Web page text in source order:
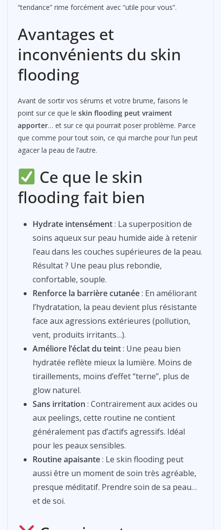
“tendance” rime forcément avec “utile pour vous”.
Avantages et
inconvénients du skin
flooding
Avant de sortir vos sérums et votre brume, faisons le
point sur ce que le skin flooding peut vraiment
apporter… et sur ce qui pourrait poser problème. Parce
que comme pour tout soin, ce qui marche pour l’un peut
agacer la peau de l’autre.
Ce que le skin
flooding fait bien
Hydrate intensément: La superposition de
soins aqueux sur peau humide aide à retenir
l’eau dans les couches supérieures de la peau.
Résultat ? Une peau plus rebondie,
confortable, souple.
Renforce la barrière cutanée: En améliorant
l’hydratation, la peau devient plus résistante
face aux agressions extérieures (pollution,
vent, produits irritants…).
Améliore l’éclat du teint: Une peau bien
hydratée reflète mieux la lumière. Moins de
tiraillements, moins d’effet “terne”, plus de
glow naturel.
Sans irritation : Contrairement aux acides ou
aux peelings, cette routine ne contient
généralement pas d’actifs agressifs. Idéal
pour les peaux sensibles.
Routine apaisante: Le skin flooding peut
aussi être un moment de soin très agréable,
presque méditatif. Prendre soin de sa peau…
et de soi.